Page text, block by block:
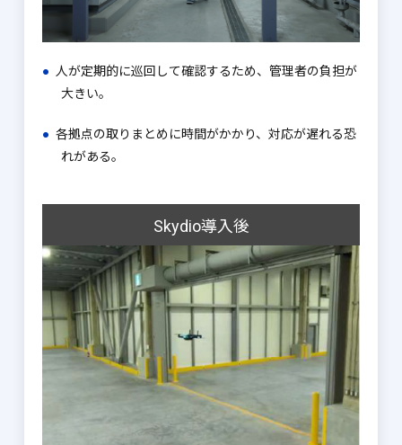
人が定期的に巡回して確認するため、管理者の負担が
大きい。
各拠点の取りまとめに時間がかかり、対応が遅れる恐
れがある。
Skydio導入後